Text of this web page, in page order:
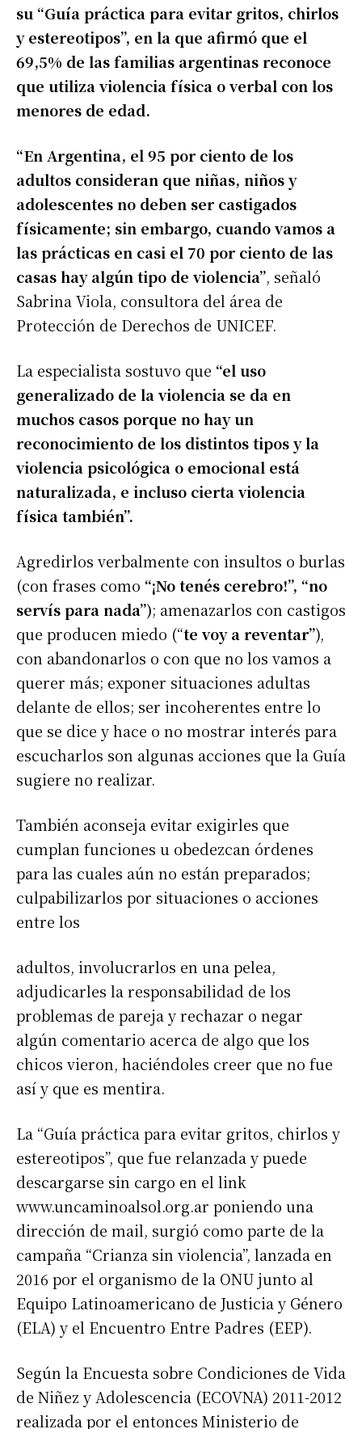
su “Guía práctica para evitar gritos, chirlos
y estereotipos”, en la que afirmó que el
69,5% de las familias argentinas reconoce
que utiliza violencia física o verbal con los
menores de edad.
“En Argentina, el 95 por ciento de los
adultos consideran que niñas, niños y
adolescentes no deben ser castigados
físicamente; sin embargo, cuando vamos a
las prácticas en casi el 70 por ciento de las
casas hay algún tipo de violencia”, señaló
Sabrina Viola, consultora del área de
Protección de Derechos de UNICEF.
La especialista sostuvo que “el uso
generalizado de la violencia se da en
muchos casos porque no hay un
reconocimiento de los distintos tipos y la
violencia psicológica o emocional está
naturalizada, e incluso cierta violencia
física también”.
Agredirlos verbalmente con insultos o burlas
(con frases como “¡No tenés cerebro!”, “no
servís para nada”); amenazarlos con castigos
que producen miedo (“te voy a reventar”),
con abandonarlos o con que no los vamos a
querer más; exponer situaciones adultas
delante de ellos; ser incoherentes entre lo
que se dice y hace o no mostrar interés para
escucharlos son algunas acciones que la Guía
sugiere no realizar.
También aconseja evitar exigirles que
cumplan funciones u obedezcan órdenes
para las cuales aún no están preparados;
culpabilizarlos por situaciones o acciones
entre los
adultos, involucrarlos en una pelea,
adjudicarles la responsabilidad de los
problemas de pareja y rechazar o negar
algún comentario acerca de algo que los
chicos vieron, haciéndoles creer que no fue
así y que es mentira.
La “Guía práctica para evitar gritos, chirlos y
estereotipos”, que fue relanzada y puede
descargarse sin cargo en el link
www.uncaminoalsol.org.ar poniendo una
dirección de mail, surgió como parte de la
campaña “Crianza sin violencia”, lanzada en
2016 por el organismo de la ONU junto al
Equipo Latinoamericano de Justicia y Género
(ELA) y el Encuentro Entre Padres (EEP).
Según la Encuesta sobre Condiciones de Vida
de Niñez y Adolescencia (ECOVNA) 2011-2012
realizada por el entonces Ministerio de